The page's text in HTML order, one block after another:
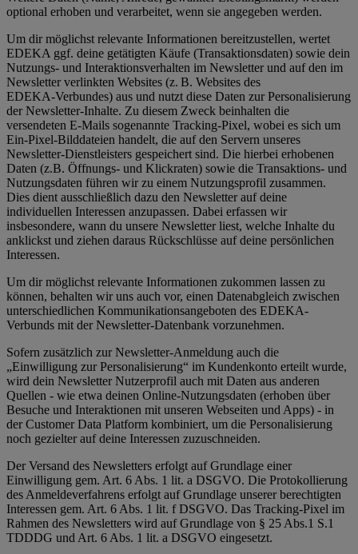
optional erhoben und verarbeitet, wenn sie angegeben werden.
Um dir möglichst relevante Informationen bereitzustellen, wertet
EDEKA ggf. deine getätigten Käufe (Transaktionsdaten) sowie dein
Nutzungs- und Interaktionsverhalten im Newsletter und auf den im
Newsletter verlinkten Websites (z. B. Websites des
EDEKA‑Verbundes) aus und nutzt diese Daten zur Personalisierung
der Newsletter‑Inhalte. Zu diesem Zweck beinhalten die
versendeten E-Mails sogenannte Tracking-Pixel, wobei es sich um
Ein-Pixel-Bilddateien handelt, die auf den Servern unseres
Newsletter-Dienstleisters gespeichert sind. Die hierbei erhobenen
Daten (z.B. Öffnungs- und Klickraten) sowie die Transaktions- und
Nutzungsdaten führen wir zu einem Nutzungsprofil zusammen.
Dies dient ausschließlich dazu den Newsletter auf deine
individuellen Interessen anzupassen. Dabei erfassen wir
insbesondere, wann du unsere Newsletter liest, welche Inhalte du
anklickst und ziehen daraus Rückschlüsse auf deine persönlichen
Interessen.
Um dir möglichst relevante Informationen zukommen lassen zu
können, behalten wir uns auch vor, einen Datenabgleich zwischen
unterschiedlichen Kommunikationsangeboten des EDEKA-
Verbunds mit der Newsletter-Datenbank vorzunehmen.
Sofern zusätzlich zur Newsletter-Anmeldung auch die
„Einwilligung zur Personalisierung“ im Kundenkonto erteilt wurde,
wird dein Newsletter Nutzerprofil auch mit Daten aus anderen
Quellen - wie etwa deinen Online-Nutzungsdaten (erhoben über
Besuche und Interaktionen mit unseren Webseiten und Apps) - in
der Customer Data Platform kombiniert, um die Personalisierung
noch gezielter auf deine Interessen zuzuschneiden.
Der Versand des Newsletters erfolgt auf Grundlage einer
Einwilligung gem. Art. 6 Abs. 1 lit. a DSGVO. Die Protokollierung
des Anmeldeverfahrens erfolgt auf Grundlage unserer berechtigten
Interessen gem. Art. 6 Abs. 1 lit. f DSGVO. Das Tracking-Pixel im
Rahmen des Newsletters wird auf Grundlage von § 25 Abs.1 S.1
TDDDG und Art. 6 Abs. 1 lit. a DSGVO eingesetzt.